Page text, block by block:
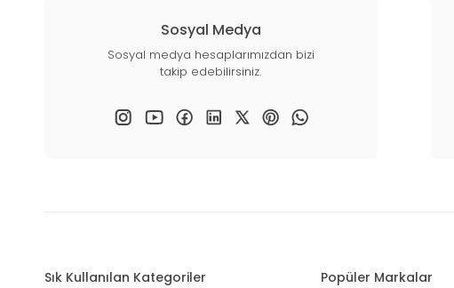
Sosyal Medya
Sosyal medya hesaplarımızdan bizi
takip edebilirsiniz.
Sık Kullanılan Kategoriler Popüler Markalar